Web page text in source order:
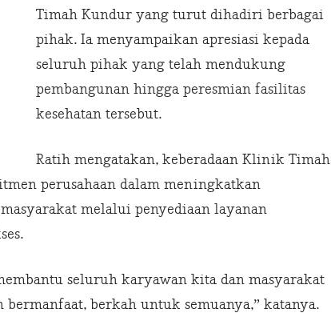
Timah Kundur yang turut dihadiri berbagai
pihak. Ia menyampaikan apresiasi kepada
seluruh pihak yang telah mendukung
pembangunan hingga peresmian fasilitas
kesehatan tersebut.
Ratih mengatakan, keberadaan Klinik Timah
perusahaan dalam meningkatkan
melalui penyediaan layanan
seluruh karyawan kita dan masyarakat
bermanfaat, berkah untuk semuanya,” katanya.